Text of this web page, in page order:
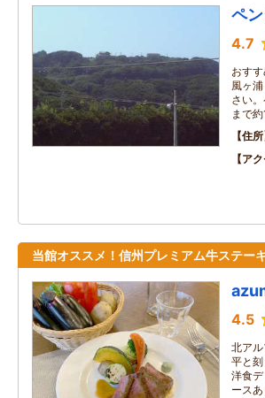
ペ
4.7
おす
風ヶ
さい
まで
住所
ア
当館オススメ！信州プレミアム牛ステー
4.5
北ア
平と
洋食
ース